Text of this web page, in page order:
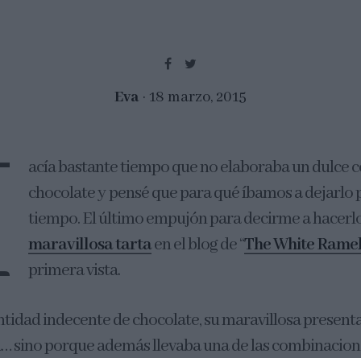
Eva 18 marzo, 2015
acía bastante tiempo que no elaboraba un dulce
chocolate y pensé que para qué íbamos a dejarlo
tiempo. El último empujón para decirme a
maravillosa tartaen el blog de “The White
primera vista.
indecente de chocolate, su maravillosa
sino porque además llevaba una de las